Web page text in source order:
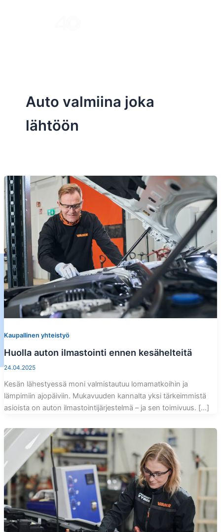
Auto valmiina joka
lähtöön
Kaupallinen yhteistyö
Huolla auton ilmastointi ennen kesähelteitä
24.04.2025
Kesän lähestyessä moni valmistautuu lomamatkoihin ja
lämpimiin ajopäiviin. Mukavuuden kannalta yksi tärkeimmistä
asioista on auton ilmastointijärjestelmä – ja sen toimivuus. […]